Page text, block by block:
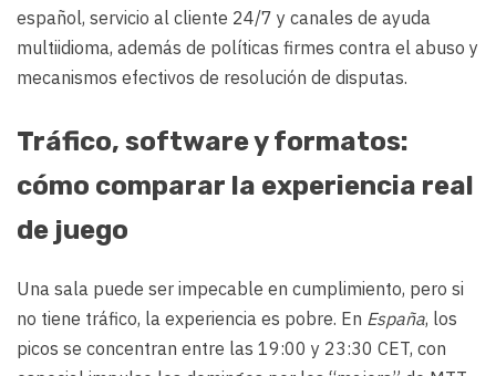
español, servicio al cliente 24/7 y canales de ayuda
multiidioma, además de políticas firmes contra el abuso y
mecanismos efectivos de resolución de disputas.
Tráfico, software y formatos:
cómo comparar la experiencia real
de juego
Una sala puede ser impecable en cumplimiento, pero si
no tiene tráfico, la experiencia es pobre. En España, los
picos se concentran entre las 19:00 y 23:30 CET, con